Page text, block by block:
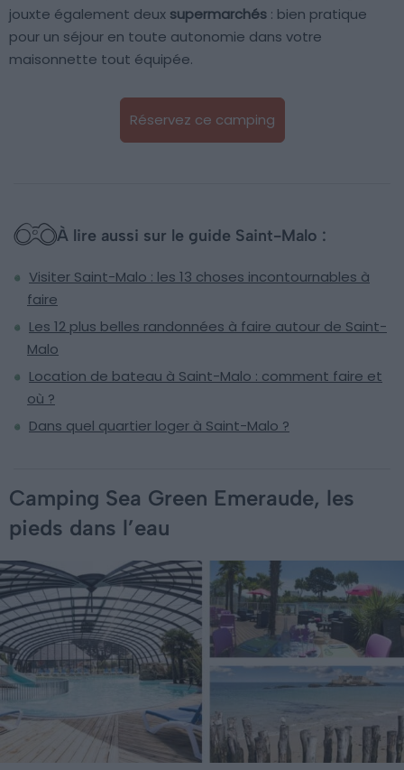
jouxte également deux supermarchés : bien pratique
pour un séjour en toute autonomie dans votre
maisonnette tout équipée.
Réservez ce camping
À lire aussi sur le guide Saint-Malo :
Visiter Saint-Malo : les 13 choses incontournables à
faire
Les 12 plus belles randonnées à faire autour de Saint-
Malo
Location de bateau à Saint-Malo : comment faire et
où ?
Dans quel quartier loger à Saint-Malo ?
Camping Sea Green Emeraude, les
pieds dans l’eau